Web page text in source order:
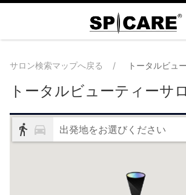
サロン検索マップへ戻る トータルビュ
トータルビューティーサ
出発地をお選びください